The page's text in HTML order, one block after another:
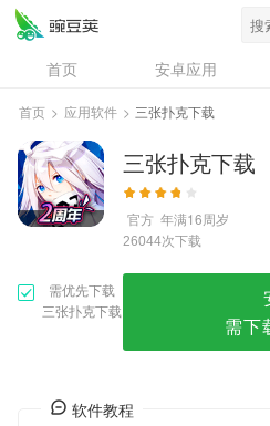
首页 安卓应用
资讯
专题
问答
首页 > 应用软件 > 三张扑克下载
三张扑克下载
官方 年满16周岁
26044次下载
需优先下载
三张扑克下载
需下
软件教程